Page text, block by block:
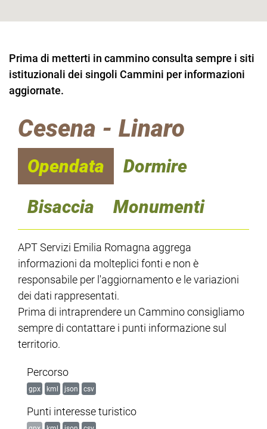
Prima di metterti in cammino consulta sempre i siti
istituzionali dei singoli Cammini per informazioni
aggiornate.
Cesena - Linaro
Opendata
Dormire
Bisaccia
Monumenti
APT Servizi Emilia Romagna aggrega
informazioni da molteplici fonti e non è
responsabile per l'aggiornamento e le variazioni
dei dati rappresentati.
Prima di intraprendere un Cammino consigliamo
sempre di contattare i punti informazione sul
territorio.
Percorso
gpx kml json csv
Punti interesse turistico